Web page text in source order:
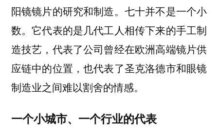
阳镜镜片的研究和制造。七十并不是一个小
数。它代表的是几代工人相传下来的手工制
造技艺，代表了公司曾经在欧洲高端镜片供
应链中的位置，也代表了圣克洛德市和眼镜
制造业之间难以割舍的情感。
一个小城市、一个行业的代表